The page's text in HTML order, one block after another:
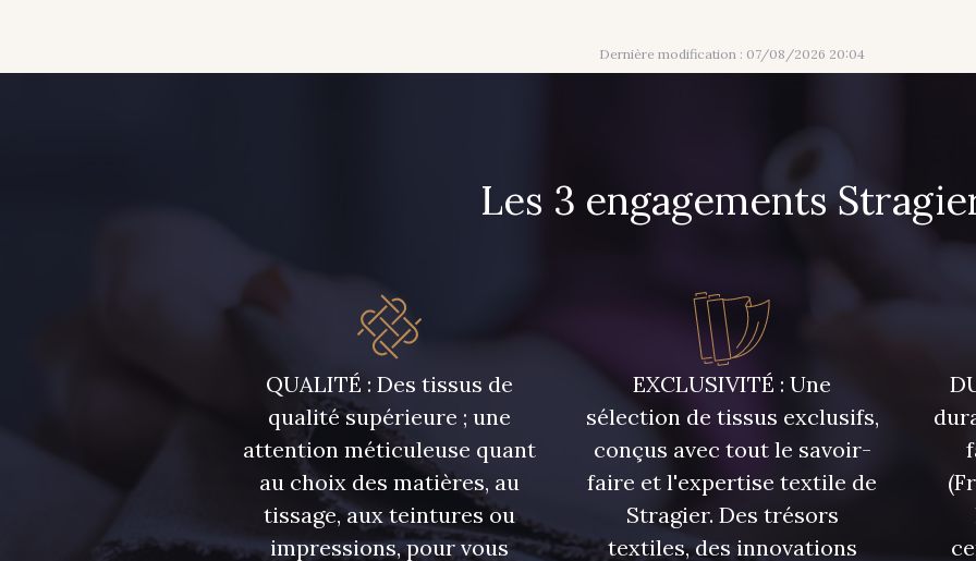
Dernière modification : 07/08/2026 20:04
Les 3 engagements
QUALITÉ : Des tissus de
qualité supérieure ; une
attention méticuleuse quant
au choix des matières, au
tissage, aux teintures ou
impressions, pour vous
EXCLUSIVITÉ : Une
sélection de tissus exclusifs,
conçus avec tout le savoir-
faire et l'expertise textile de
Stragier. Des trésors
textiles, des innovations